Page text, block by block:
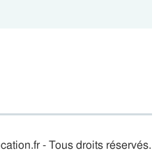
- Tous droits réservés.